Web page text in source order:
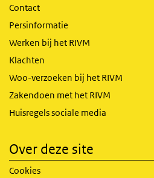
Contact
Persinformatie
Werken bij het RIVM
Klachten
Woo-verzoeken bij het RIVM
Zakendoen met het RIVM
Huisregels sociale media
Over deze site
Cookies